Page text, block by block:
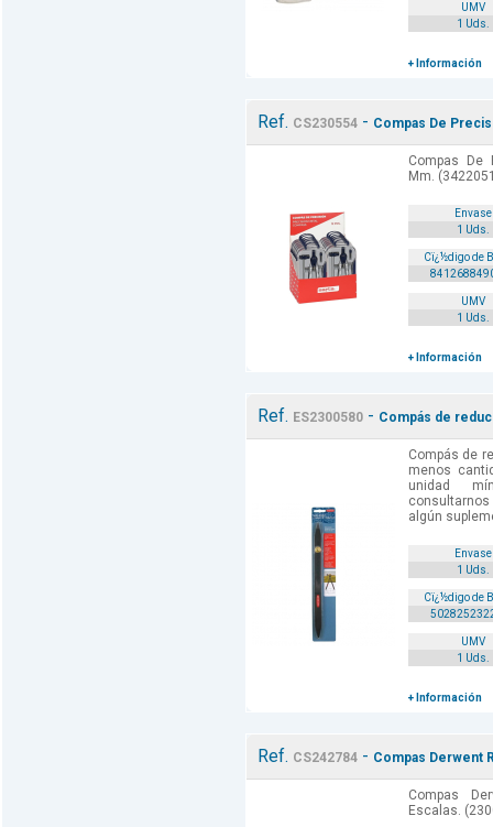
UMV
1 Uds.
+ Información
Ref. CS230554- Compas De
Compas De
Mm.
Envase
1 Uds.
Cï¿½digo de
UMV
1 Uds.
+ Información
Ref. ES2300580- Compás de
Compás de
menos
unidad
algún
Envase
1 Uds.
Cï¿½digo de
UMV
1 Uds.
+ Información
Ref. CS242784- Compas Derwent
Compas
Escalas.